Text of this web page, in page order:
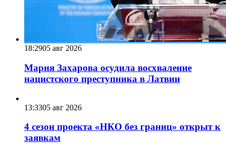
18:2905 авг 2026
Мария Захарова осудила восхваление
нацистского преступника в Латвии
13:3305 авг 2026
4 сезон проекта «НКО без границ» открыт к
заявкам